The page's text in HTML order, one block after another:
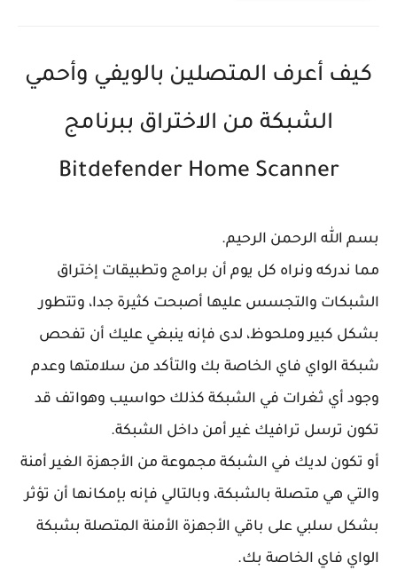
كيف أعرف المتصلين بالويفي وأحمي
الشبكة من الاختراق ببرنامج
Bitdefender Home Scanner
بسم الله الرحمن الرحيم.
مما ندركه ونراه كل يوم أن برامج وتطبيقات إختراق
الشبكات والتجسس عليها أصبحت كثيرة جدا، وتتطور
بشكل كبير وملحوظ، لدى فإنه ينبغي عليك أن تفحص
شبكة الواي فاي الخاصة بك والتأكد من سلامتها وعدم
وجود أي ثغرات في الشبكة كذلك حواسيب وهواتف قد
تكون ترسل ترافيك غير أمن داخل الشبكة.
أو تكون لديك في الشبكة مجموعة من الأجهزة الغير أمنة
والتي هي متصلة بالشبكة، وبالتالي فإنه بإمكانها أن تؤثر
بشكل سلبي على باقي الأجهزة الأمنة المتصلة بشبكة
الواي فاي الخاصة بك.